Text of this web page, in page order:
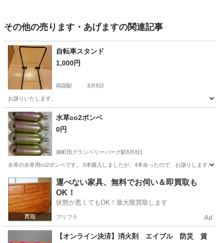
その他の売ります・あげますの関連記事
自転車スタンド
1,000円
両国駅 8月8日
お譲りいたします。
東京 墨田区 両国駅 その他
0円
南町田グランベリーパーク駅8月8日
水草の水草用co2ボンベです。 5本購入しましたが、4本余ったので、お譲りします。
東京 町田市 南町田グランベリーパーク駅 その他
運べない家具、無料でお伺い＆即買取も
OK！
状態が悪くてもOK！最大限買取します
プリフラ Ad
【オンライン決済】消火剤 エイブル 防災 賃